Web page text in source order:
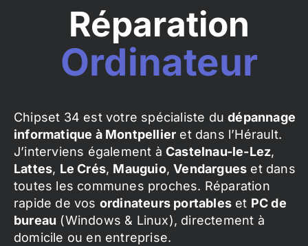
Réparation
Ordinateur
Chipset 34 est votre spécialiste dudépannage
informatique à Montpellier et dans l’Hérault.
J’interviens également à Castelnau-le-Lez,
Lattes, Le Crés, Mauguio,Vendargues et dans
toutes les communes proches. Réparation
rapide de vos ordinateurs portables et PC de
bureau (Windows & Linux), directement à
domicile ou en entreprise.